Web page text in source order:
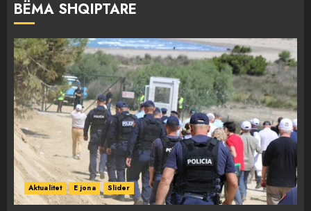
BËMA SHQIPTARE
Aktualitet E jona Slider